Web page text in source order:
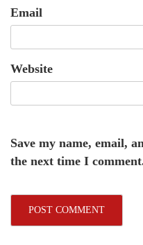
Email
Website
Save my name, email,
the next time I